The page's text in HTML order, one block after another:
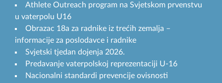
Athlete Outreach program na Svjetskom prvenstvu
u vaterpolu U16
Obrazac 18a za radnike iz trećih zemalja –
informacije za poslodavce i radnike
Svjetski tjedan dojenja 2026.
Predavanje vaterpolskoj reprezentaciji U-16
Nacionalni standardi prevencije ovisnosti